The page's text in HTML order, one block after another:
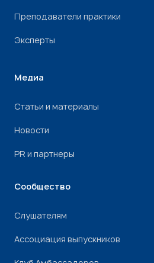
Преподаватели практики
Эксперты
Медиа
Статьи и материалы
Новости
PR и партнеры
Сообщество
Слушателям
Ассоциация выпускников